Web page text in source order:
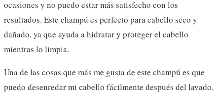
ocasiones y no puedo estar más satisfecho con los
resultados. Este champú es perfecto para cabello seco y
dañado, ya que ayuda a hidratar y proteger el cabello
mientras lo limpia.
Una de las cosas que más me gusta de este champú es que
puedo desenredar mi cabello fácilmente después del lavado.